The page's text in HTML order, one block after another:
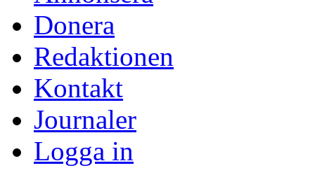
Donera
Redaktionen
Kontakt
Journaler
Logga in